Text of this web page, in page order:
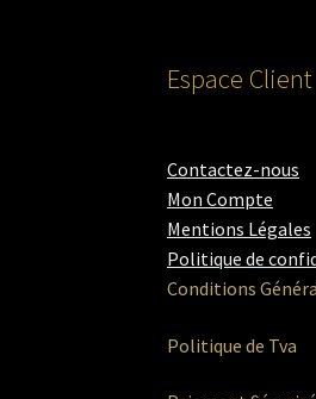
Espace Client
Contactez-nous
Mon Compte
Mentions Légales
Politique de
Conditions
Politique de Tva